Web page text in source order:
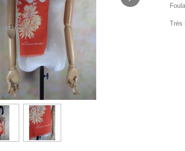
Très